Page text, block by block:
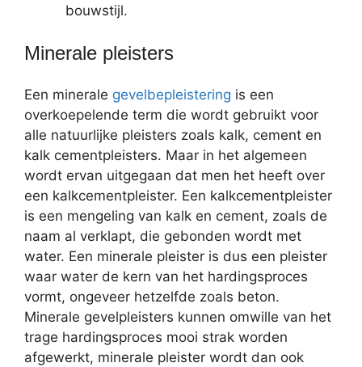
bouwstijl.
Minerale pleisters
Een minerale gevelbepleistering is een
overkoepelende term die wordt gebruikt voor
alle natuurlijke pleisters zoals kalk, cement en
kalk cementpleisters. Maar in het algemeen
wordt ervan uitgegaan dat men het heeft over
een kalkcementpleister. Een kalkcementpleister
is een mengeling van kalk en cement, zoals de
naam al verklapt, die gebonden wordt met
water. Een minerale pleister is dus een pleister
waar water de kern van het hardingsproces
vormt, ongeveer hetzelfde zoals beton.
Minerale gevelpleisters kunnen omwille van het
trage hardingsproces mooi strak worden
afgewerkt, minerale pleister wordt dan ook